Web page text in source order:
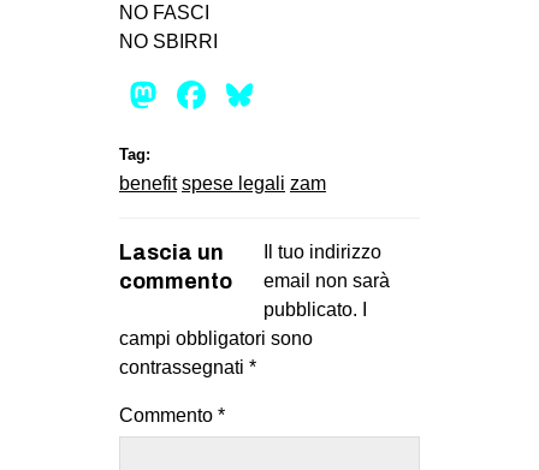
ESTREMO ORIENTE
EUROPA
MEDIO ORIENTE
MONDO
NO FASCI
NO SBIRRI
Mastodon
Facebook
Tag:
benefit spese legali zam
Lascia un
commento
Il tuo indirizzo
email non sarà
pubblicato.
campi obbligatori sono
contrassegnati *
Commento *